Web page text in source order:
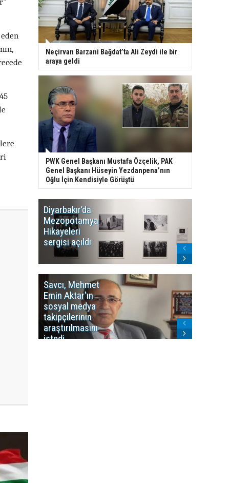
Neçirvan Barzani Bağdat’ta Ali Zeydi ile bir
araya geldi
PWK Genel Başkanı Mustafa Özçelik, PAK
Genel Başkanı Hüseyin Yezdanpena’nın
Oğlu İçin Kendisiyle Görüştü
Diyarbakır’da
Mezopotamya
Hikayeleri
sergisi açıldı
Savcı, Mehmet
Emin Aktar'ın
sosyal medya
takipçilerinin
araştırılmasını
istedi